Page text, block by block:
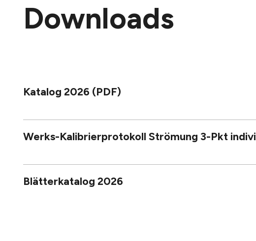
Downloads
Katalog 2026 (PDF)
Werks-Kalibrierprotokoll Strömung 3-Pkt
Blätterkatalog 2026